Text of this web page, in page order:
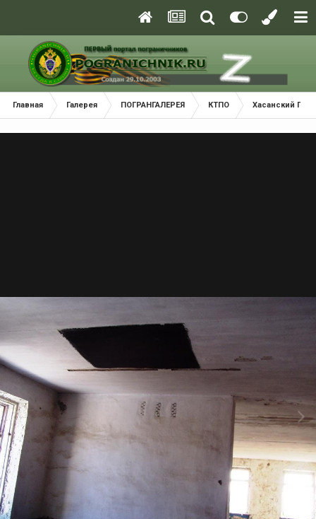
Главная Галерея ПОГРАНГАЛЕРЕЯ КТПО Хасанский